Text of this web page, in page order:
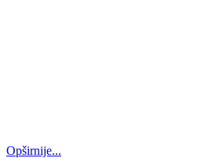
Opširnije...